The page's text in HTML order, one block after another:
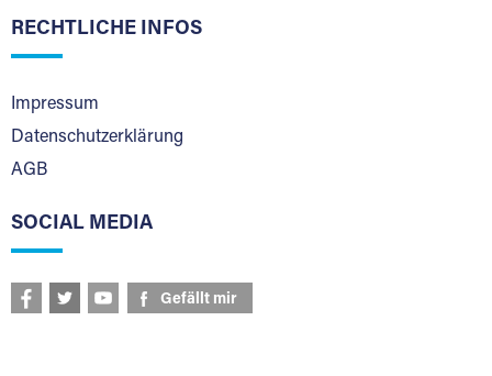
RECHTLICHE INFOS
Impressum
Datenschutzerklärung
AGB
SOCIAL MEDIA
Gefällt mir